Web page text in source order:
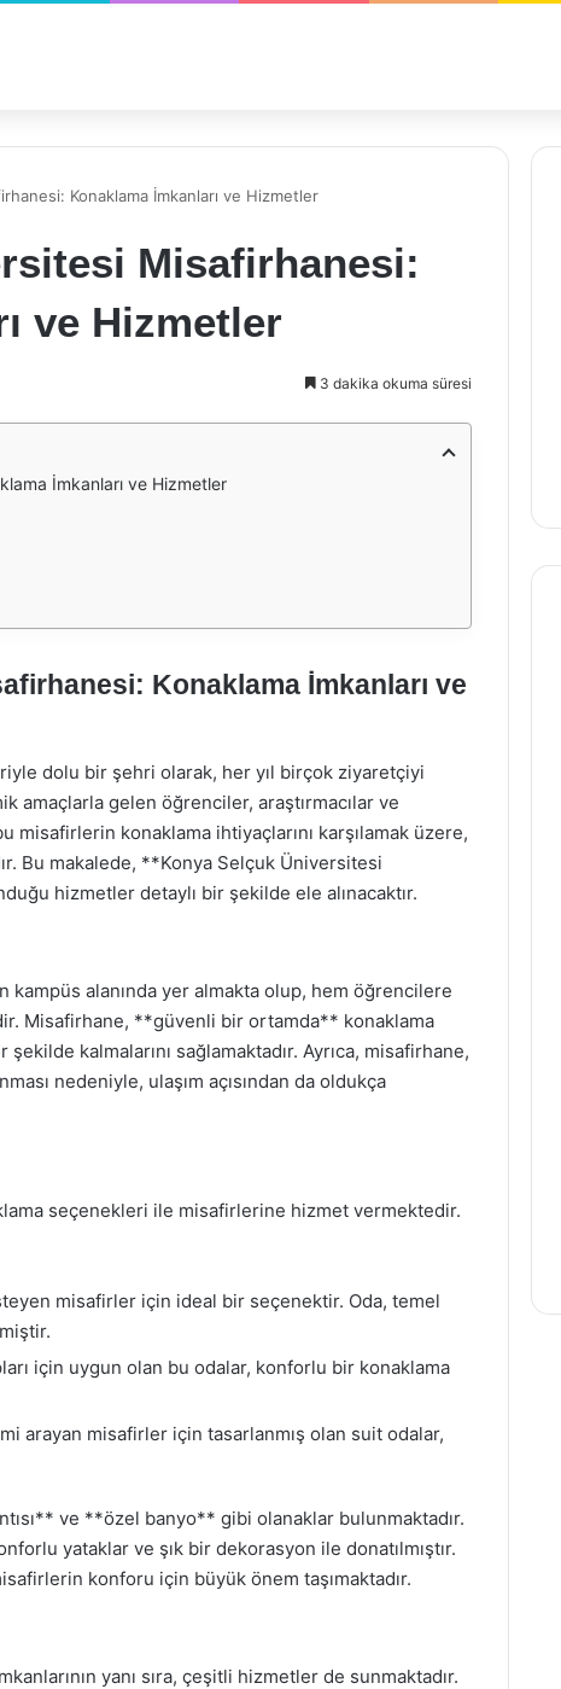
Konaklama İmkanları ve Hizmetler
Misafirhanesi:
ve Hizmetler
3 dakika okuma süresi
İmkanları ve Hizmetler
Konaklama İmkanları ve
dolu bir şehri olarak, her yıl birçok ziyaretçiyi
amaçlarla gelen öğrenciler, araştırmacılar ve
konaklama ihtiyaçlarını karşılamak üzere,
Bu makalede, **Konya Selçuk Üniversitesi
hizmetler detaylı bir şekilde ele alınacaktır.
alanında yer almakta olup, hem öğrencilere
Misafirhane, **güvenli bir ortamda** konaklama
kalmalarını sağlamaktadır. Ayrıca, misafirhane,
nedeniyle, ulaşım açısından da oldukça
seçenekleri ile misafirlerine hizmet vermektedir.
misafirler için ideal bir seçenektir. Oda, temel
için uygun olan bu odalar, konforlu bir konaklama
arayan misafirler için tasarlanmış olan suit odalar,
ve **özel banyo** gibi olanaklar bulunmaktadır.
yataklar ve şık bir dekorasyon ile donatılmıştır.
konforu için büyük önem taşımaktadır.
yanı sıra, çeşitli hizmetler de sunmaktadır.